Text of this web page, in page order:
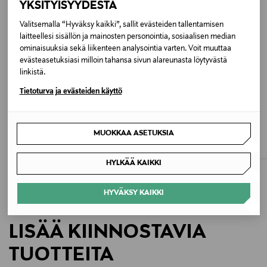
YKSITYISYYDESTÄ
Valitsemalla “Hyväksy kaikki”, sallit evästeiden tallentamisen
laitteellesi sisällön ja mainosten personointia, sosiaalisen median
ominaisuuksia sekä liikenteen analysointia varten. Voit muuttaa
evästeasetuksiasi milloin tahansa sivun alareunasta löytyvästä
linkistä.
Tietoturva ja evästeiden käyttö
MUOKKAA ASETUKSIA
HYLKÄÄ KAIKKI
HYVÄKSY KAIKKI
Konepesu 40°C. Ei rumpukuivausta, silitystä,
kuivapesua tai valkaisua. Pese vain samansävyisten
kanssa.
Väri
Turkki
A41643
Valmistaja
NORLYN
Comfy -polvisukat 20 den, 2-pack
FALKE
Seidenglatt 40 den -polvisukat
LISÄÄ KIINNOSTAVIA
TUOTTEITA